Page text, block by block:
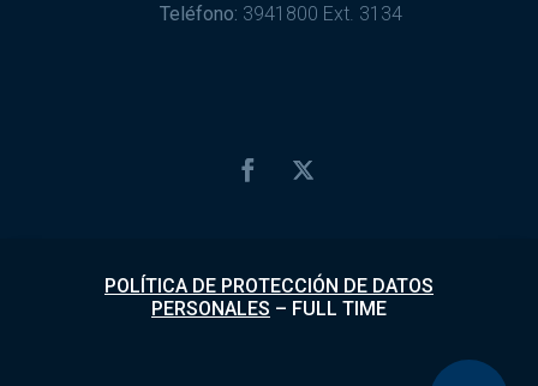
Teléfono: 3941800 Ext. 3134
POLÍTICA DE PROTECCIÓN DE DATOS
PERSONALES – FULL TIME